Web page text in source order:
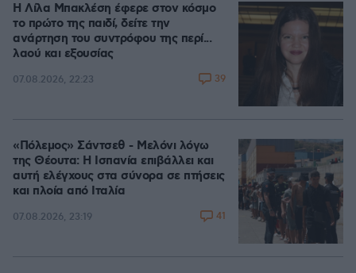
Η Λίλα Μπακλέση έφερε στον κόσμο
το πρώτο της παιδί, δείτε την
ανάρτηση του συντρόφου της περί...
λαού και εξουσίας
07.08.2026, 22:23 39
«Πόλεμος» Σάντσεθ - Μελόνι λόγω
της Θέουτα: Η Ισπανία επιβάλλει και
αυτή ελέγχους στα σύνορα σε πτήσεις
και πλοία από Ιταλία
07.08.2026, 23:19 41